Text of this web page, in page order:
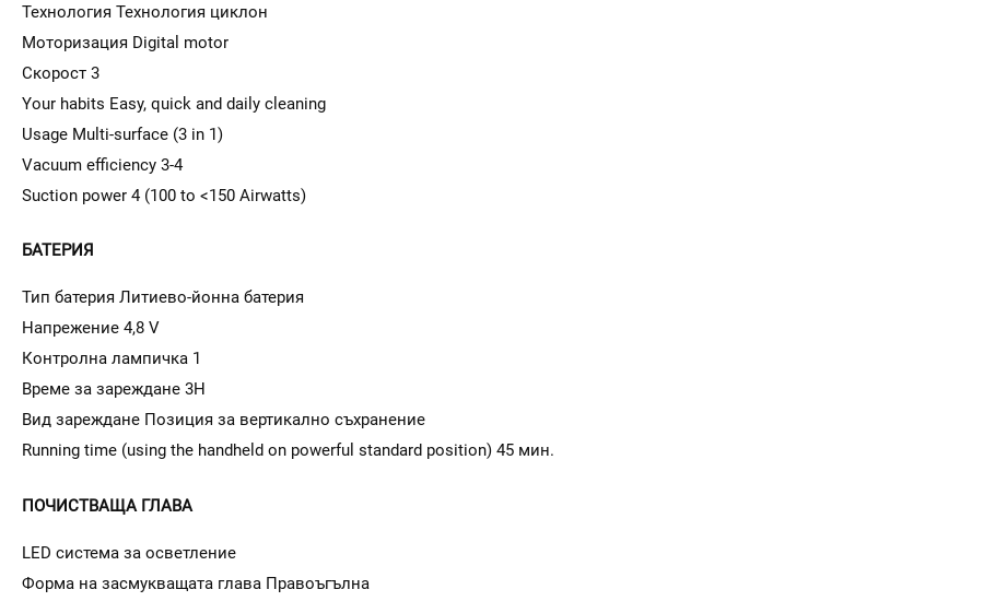
Технология Технология циклон
Моторизация Digital motor
Скорост 3
Your habits Easy, quick and daily cleaning
Usage Multi-surface (3 in 1)
Vacuum efficiency 3-4
Suction power 4 (100 to <150 Airwatts)
БАТЕРИЯ
Тип батерия Литиево-йонна батерия
Напрежение 4,8 V
Контролна лампичка 1
Време за зареждане 3H
Вид зареждане Позиция за вертикално съхранение
Running time (using the handheld on powerful standard position) 45 мин.
ПОЧИСТВАЩА ГЛАВА
LED система за осветление
Форма на засмукващата глава Правоъгълна